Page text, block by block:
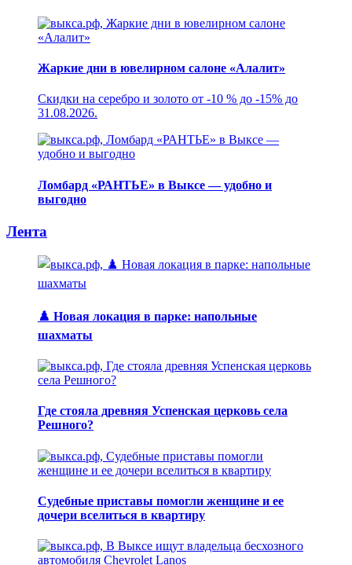
Жаркие дни в ювелирном салоне «Алалит»
Скидки на серебро и золото от -10 % до -15% до
31.08.2026.
Ломбард «РАНТЬЕ» в Выксе — удобно и
выгодно
Лента
♟️ Новая локация в парке: напольные
шахматы
Где стояла древняя Успенская церковь села
Решного?
Судебные приставы помогли женщине и ее
дочери вселиться в квартиру